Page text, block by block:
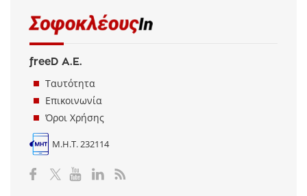
freeD Α.Ε.
Ταυτότητα
Επικοινωνία
Όροι Χρήσης